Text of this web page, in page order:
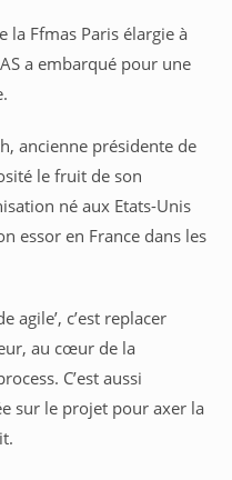
la Ffmas Paris élargie à
a embarqué pour une
ancienne présidente de
le fruit de son
né aux Etats-Unis
essor en France dans les
agile’, c’est replacer
au cœur de la
C’est aussi
sur le projet pour axer la